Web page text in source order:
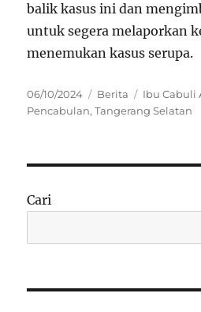
balik kasus ini dan
untuk segera melaporkan
menemukan kasus serupa.
Posted
on
06/10/2024 Categories
Berita Tags
Ibu Cabuli
Pencabulan,Tangerang Selatan
Cari